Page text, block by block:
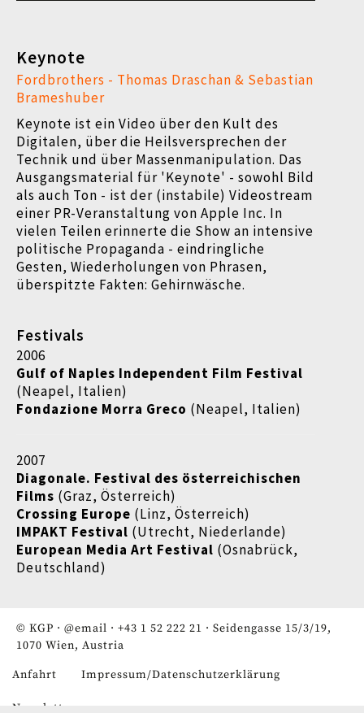
Keynote
Fordbrothers - Thomas Draschan & Sebastian
Brameshuber
Keynote ist ein Video über den Kult des
Digitalen, über die Heilsversprechen der
Technik und über Massenmanipulation. Das
Ausgangsmaterial für 'Keynote' - sowohl Bild
als auch Ton - ist der (instabile) Videostream
einer PR-Veranstaltung von Apple Inc. In
vielen Teilen erinnerte die Show an intensive
politische Propaganda - eindringliche
Gesten, Wiederholungen von Phrasen,
überspitzte Fakten: Gehirnwäsche.
Festivals
2006
Gulf of Naples Independent Film Festival
(Neapel, Italien)
Fondazione Morra Greco (Neapel, Italien)
2007
Diagonale. Festival des österreichischen
Films (Graz, Österreich)
Crossing Europe (Linz, Österreich)
IMPAKT Festival (Utrecht, Niederlande)
European Media Art Festival (Osnabrück,
Deutschland)
© KGP · @email · +43 1 52 222 21 · Seidengasse 15/3/19,
1070 Wien, Austria
Fußzeile
Anfahrt Impressum/Datenschutzerklärung
Newsletter